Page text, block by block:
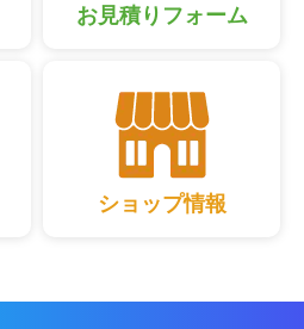
お見積りフォーム
ショップ情報